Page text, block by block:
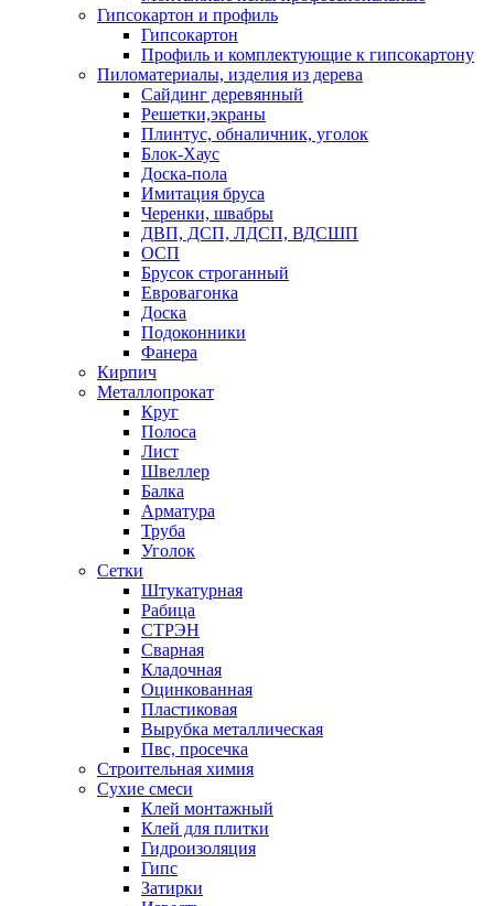
Гипсокартон и профиль
Гипсокартон
Профиль и комплектующие к гипсокартону
Пиломатериалы, изделия из дерева
Сайдинг деревянный
Решетки,экраны
Плинтус, обналичник, уголок
Блок-Хаус
Доска-пола
Имитация бруса
Черенки, швабры
ДВП, ДСП, ЛДСП, ВДСШП
ОСП
Брусок строганный
Евровагонка
Доска
Подоконники
Фанера
Кирпич
Металлопрокат
Круг
Полоса
Лист
Швеллер
Балка
Арматура
Труба
Уголок
Сетки
Штукатурная
Рабица
СТРЭН
Сварная
Кладочная
Оцинкованная
Пластиковая
Вырубка металлическая
Пвс, просечка
Строительная химия
Сухие смеси
Клей монтажный
Клей для плитки
Гидроизоляция
Гипс
Затирки